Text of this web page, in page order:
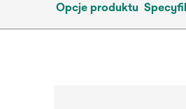
Opcje produktu